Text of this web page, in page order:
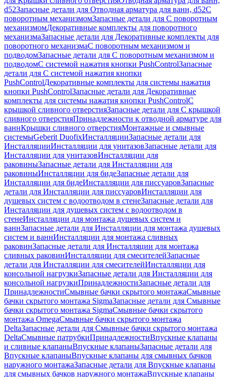
d52Запасные детали для Отводная арматура для ванн, d52С
поворотным механизмомЗапасные детали для С поворотным
механизмомДекоративные комплекты для поворотного
механизмаЗапасные детали для Декоративные комплекты для
поворотного механизмаС поворотным механизмом и
подводомЗапасные детали для С поворотным механизмом и
подводомС системой нажатия кнопки PushControlЗапасные
детали для С системой нажатия кнопки
PushControlДекоративные комплекты для системы нажатия
кнопки PushControlЗапасные детали для Декоративные
комплекты для системы нажатия кнопки PushControlС
крышкой сливного отверстияЗапасные детали для С крышкой
сливного отверстияПринадлежности к отводной арматуре для
ваннКрышки сливного отверстияМонтажные и смывные
системыGeberit DuofixИнсталляцииЗапасные детали для
ИнсталляцииИнсталляции для унитазовЗапасные детали для
Инсталляции для унитазовИнсталляции для
раковиныЗапасные детали для Инсталляции для
раковиныИнсталляции для бидеЗапасные детали для
Инсталляции для бидеИнсталляции для писсуаровЗапасные
детали для Инсталляции для писсуаровИнсталляции для
душевых систем с водоотводом в стенеЗапасные детали для
Инсталляции для душевых систем с водоотводом в
стенеИнсталляции для монтажа душевых систем и
ваннЗапасные детали для Инсталляции для монтажа душевых
систем и ваннИнсталляции для монтажа сливных
раковинЗапасные детали для Инсталляции для монтажа
сливных раковинИнсталляции для смесителейЗапасные
детали для Инсталляции для смесителейИнсталляции для
консольной нагрузкиЗапасные детали для Инсталляции для
консольной нагрузкиПринадлежностиЗапасные детали для
ПринадлежностиСмывные бачки скрытого монтажаСмывные
бачки скрытого монтажа SigmaЗапасные детали для Смывные
бачки скрытого монтажа SigmaСмывные бачки скрытого
монтажа OmegaСмывные бачки скрытого монтажа
DeltaЗапасные детали для Смывные бачки скрытого монтажа
DeltaСмывные патрубкиПринадлежностиВпускные клапаны
и сливные клапаныВпускные клапаныЗапасные детали для
Впускные клапаныВпускные клапаны для смывных бачков
наружного монтажаЗапасные детали для Впускные клапаны
для смывных бачков наружного монтажаВпускные клапаны